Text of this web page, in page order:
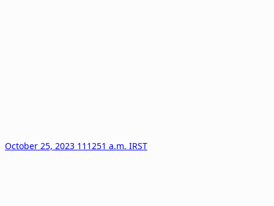
October 25, 2023 111251 a.m. IRST